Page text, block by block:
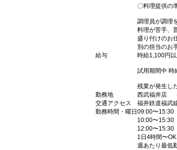
〇料理提供の
調理員が調理
料理が苦手、
盛り付けのお
別の担当のお
給与
時給1,100円
試用期間中 時
残業が発生し
勤務地
西武福井店
交通アクセス
福井鉄道福武
勤務時間・曜日 09:00〜15:30
10:00〜15:30
12:00〜15:30
1日4時間〜
週あたり最低